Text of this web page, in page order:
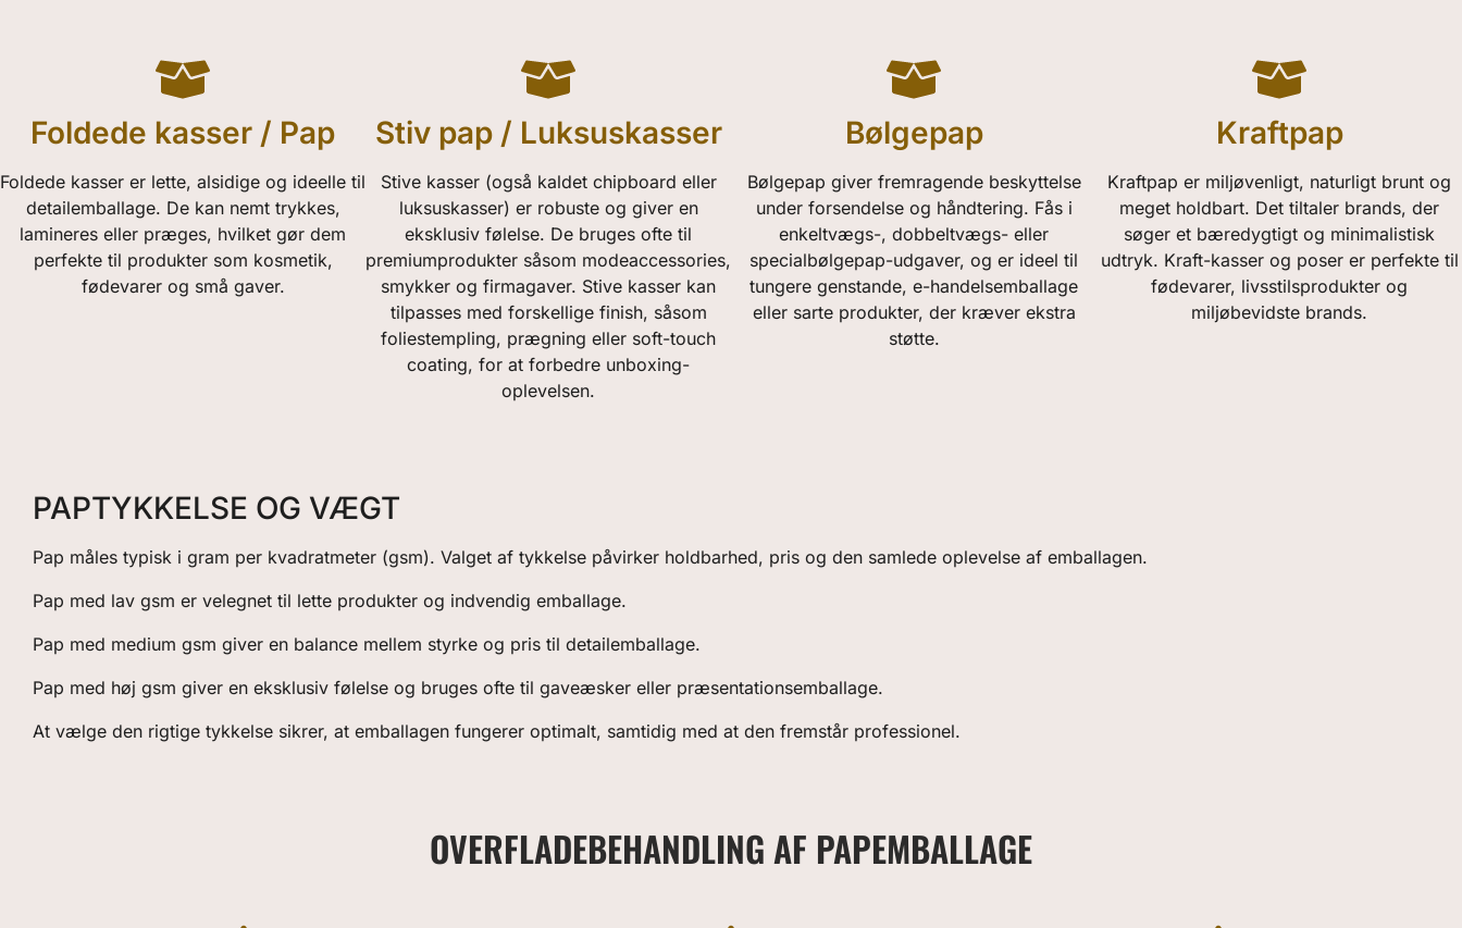
Foldede kasser / Pap
Foldede kasser er lette, alsidige og ideelle til
detailemballage. De kan nemt trykkes,
lamineres eller præges, hvilket gør dem
perfekte til produkter som kosmetik,
fødevarer og små gaver.
Stiv pap / Luksuskasser
Stive kasser (også kaldet chipboard eller
luksuskasser) er robuste og giver en
eksklusiv følelse. De bruges ofte til
premiumprodukter såsom modeaccessories,
smykker og firmagaver. Stive kasser kan
tilpasses med forskellige finish, såsom
foliestempling, prægning eller soft-touch
coating, for at forbedre unboxing-
oplevelsen.
Bølgepap
Bølgepap giver fremragende beskyttelse
under forsendelse og håndtering. Fås i
enkeltvægs-, dobbeltvægs- eller
specialbølgepap-udgaver, og er ideel til
tungere genstande, e-handelsemballage
eller sarte produkter, der kræver ekstra
støtte.
Kraftpap
Kraftpap er miljøvenligt, naturligt brunt og
meget holdbart. Det tiltaler brands, der
søger et bæredygtigt og minimalistisk
udtryk. Kraft-kasser og poser er perfekte til
fødevarer, livsstilsprodukter og
miljøbevidste brands.
PAPTYKKELSE OG VÆGT
Pap måles typisk i gram per kvadratmeter (gsm). Valget af tykkelse påvirker holdbarhed, pris og den samlede oplevelse af emballagen.
Pap med lav gsm er velegnet til lette produkter og indvendig emballage.
Pap med medium gsm giver en balance mellem styrke og pris til detailemballage.
Pap med høj gsm giver en eksklusiv følelse og bruges ofte til gaveæsker eller præsentationsemballage.
At vælge den rigtige tykkelse sikrer, at emballagen fungerer optimalt, samtidig med at den fremstår professionel.
OVERFLADEBEHANDLING AF PAPEMBALLAGE